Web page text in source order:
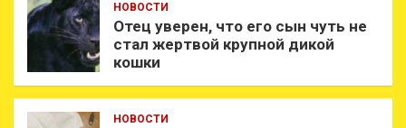
НОВОСТИ
Отец уверен, что его сын чуть не
стал жертвой крупной дикой
кошки
НОВОСТИ